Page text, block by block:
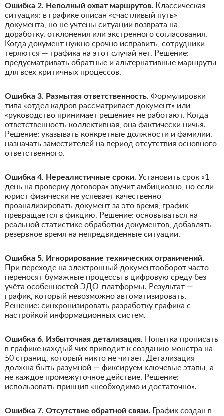
Ошибка 2. Неполный охват маршрутов. Классическая
ситуация: в графике описан «счастливый путь»
документа, но не учтены ситуации возврата на
доработку, отклонения или экстренного согласования.
Когда документ нужно срочно исправить, сотрудники
теряются — графика на этот случай нет. Решение:
предусматривать обратные и альтернативные маршруты
для всех критичных процессов.
Ошибка 3. Размытая ответственность. Формулировки
типа «отдел кадров рассматривает документ» или
«руководство принимает решение» не работают. Когда
ответственность коллективная, она фактически ничья.
Решение: указывать конкретные должности и фамилии,
назначать заместителей на период отсутствия основного
ответственного.
Ошибка 4. Нереалистичные сроки. Установить срок «1
день на проверку договора» звучит амбициозно, но если
юрист физически не успевает качественно
проанализировать документ за это время, график
превращается в фикцию. Решение: основываться на
реальной статистике обработки документов, добавлять
резервное время на непредвиденные ситуации.
Ошибка 5. Игнорирование технических ограничений.
При переходе на электронный документооборот часто
переносят бумажные процессы в цифровую среду без
учёта особенностей ЭДО-платформы. Результат —
график, который невозможно автоматизировать.
Решение: синхронизировать разработку графика с
настройкой информационных систем.
Ошибка 6. Избыточная детализация. Попытка прописать
в графике каждый чих приводит к созданию монстра на
50 страниц, который никто не читает. Детализация
должна быть разумной — фиксируем ключевые этапы, а
не каждое промежуточное действие. Решение:
использовать принцип «необходимо и достаточно».
Ошибка 7. Отсутствие обратной связи. График создан в